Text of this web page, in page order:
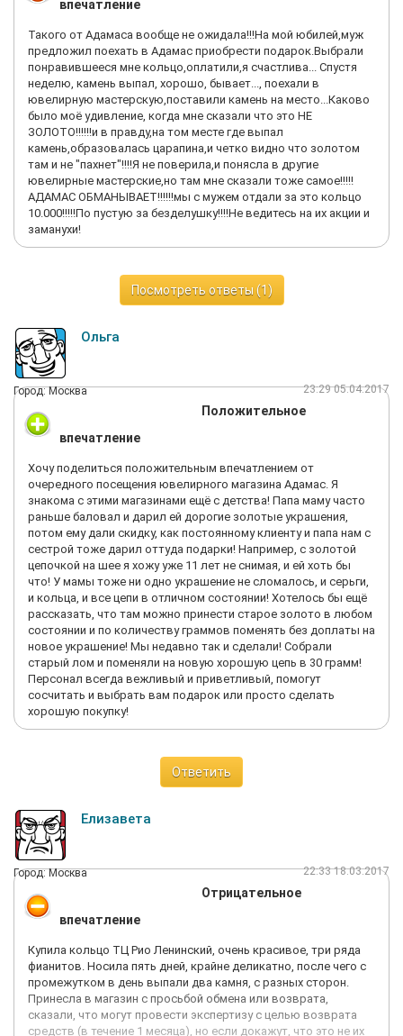
впечатление
Такого от Адамаса вообще не ожидала!!!На мой юбилей,муж
предложил поехать в Адамас приобрести подарок.Выбрали
понравившееся мне кольцо,оплатили,я счастлива... Спустя
неделю, камень выпал, хорошо, бывает..., поехали в
ювелирную мастерскую,поставили камень на место...Каково
было моё удивление, когда мне сказали что это НЕ
ЗОЛОТО!!!!!!и в правду,на том месте где выпал
камень,образовалась царапина,и четко видно что золотом
там и не "пахнет"!!!!Я не поверила,и понясла в другие
ювелирные мастерские,но там мне сказали тоже самое!!!!!
АДАМАС ОБМАНЫВАЕТ!!!!!!мы с мужем отдали за это кольцо
10.000!!!!!По пустую за безделушку!!!!Не ведитесь на их акции и
заманухи!
Посмотреть ответы (1)
Ольга
Город: Москва 23:29 05.04.2017
Положительное
впечатление
Хочу поделиться положительным впечатлением от
очередного посещения ювелирного магазина Адамас. Я
знакома с этими магазинами ещё с детства! Папа маму часто
раньше баловал и дарил ей дорогие золотые украшения,
потом ему дали скидку, как постоянному клиенту и папа нам с
сестрой тоже дарил оттуда подарки! Например, с золотой
цепочкой на шее я хожу уже 11 лет не снимая, и ей хоть бы
что! У мамы тоже ни одно украшение не сломалось, и серьги,
и кольца, и все цепи в отличном состоянии! Хотелось бы ещё
рассказать, что там можно принести старое золото в любом
состоянии и по количеству граммов поменять без доплаты на
новое украшение! Мы недавно так и сделали! Собрали
старый лом и поменяли на новую хорошую цепь в 30 грамм!
Персонал всегда вежливый и приветливый, помогут
сосчитать и выбрать вам подарок или просто сделать
хорошую покупку!
Ответить
Елизавета
Город: Москва 22:33 18.03.2017
Отрицательное
впечатление
Купила кольцо ТЦ Рио Ленинский, очень красивое, три ряда
фианитов. Носила пять дней, крайне деликатно, после чего с
промежутком в день выпали два камня, с разных сторон.
Принесла в магазин с просьбой обмена или возврата,
сказали, что могут провести экспертизу с целью возврата
средств (в течение 1 месяца), но если докажут, что это не их